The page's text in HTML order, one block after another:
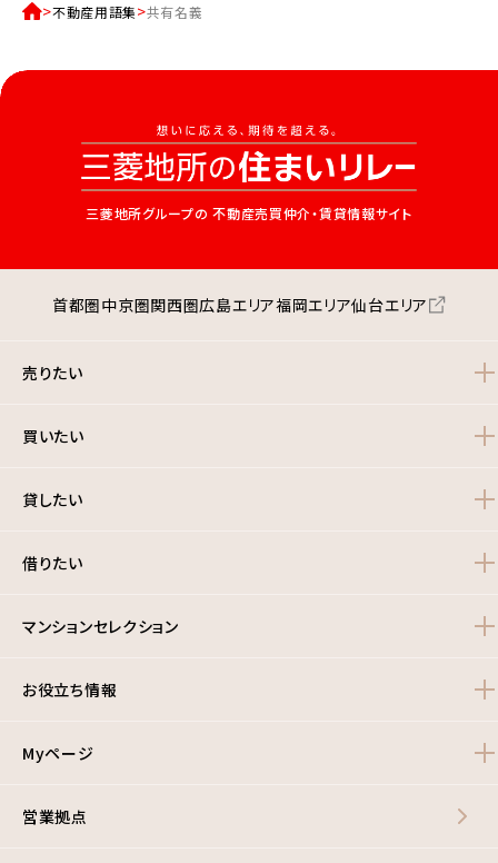
不動産用語集 共有名義
三菱地所グループの 不動産売買仲介・賃貸情報サイト
首都圏中京圏関西圏広島エリア福岡エリア仙台エリア
売りたい
買いたい
貸したい
借りたい
マンションセレクション
お役立ち情報
Myページ
営業拠点